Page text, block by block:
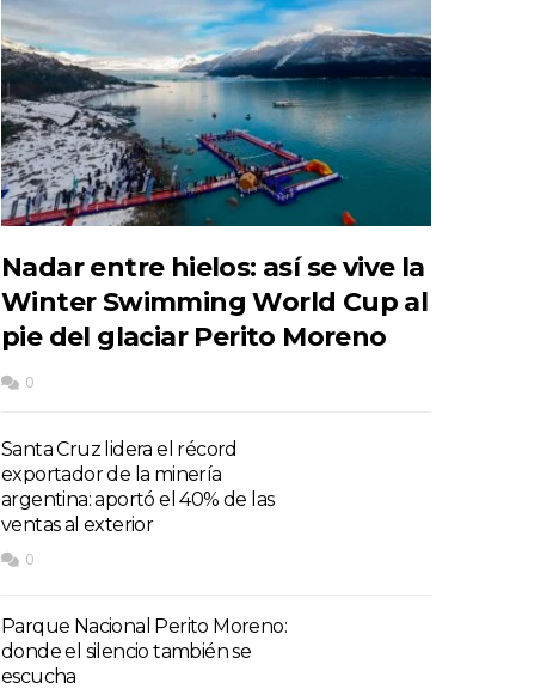
Nadar entre hielos: así se vive la
Winter Swimming World Cup al
pie del glaciar Perito Moreno
0
Santa Cruz lidera el récord
exportador de la minería
argentina: aportó el 40% de las
ventas al exterior
0
Parque Nacional Perito Moreno:
donde el silencio también se
escucha